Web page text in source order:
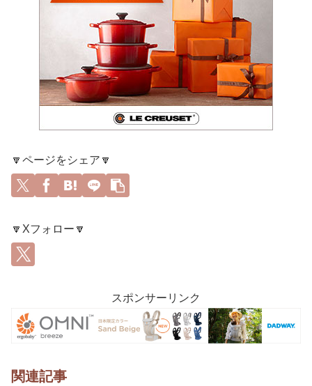
🔽ページをシェア🔽
🔽Xフォロー🔽
スポンサーリンク
関連記事